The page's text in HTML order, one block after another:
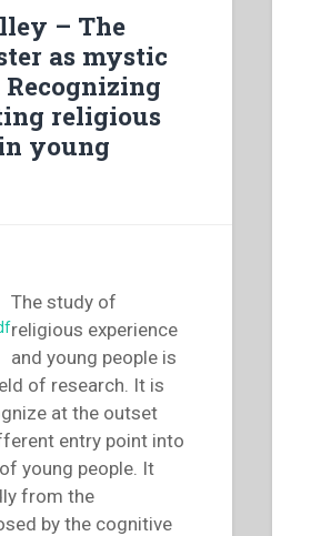
Ritratto
di
un
Santo.”
– The
as mystic
religious
young
The study of
religious experience
and young people is
of research. It is
at the outset
entry point into
young people. It
from the
by the cognitive